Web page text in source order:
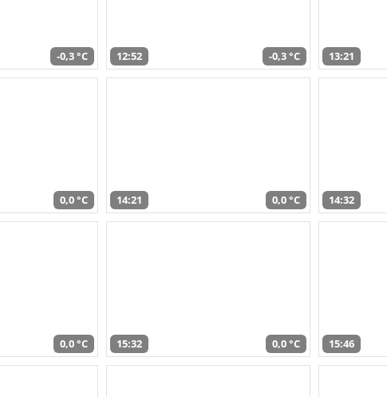
-0,3 °C 12:52 -0,3 °C 13:21
0,0 °C 14:21 0,0 °C 14:32
0,0 °C 15:32 0,0 °C 15:46